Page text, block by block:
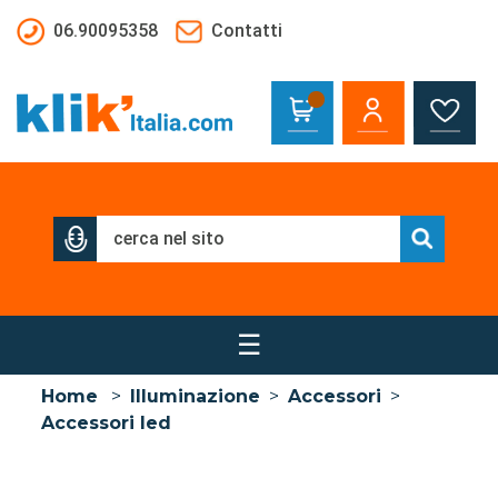
06.90095358
Contatti
☰
Home > Illuminazione > Accessori >
Accessori led